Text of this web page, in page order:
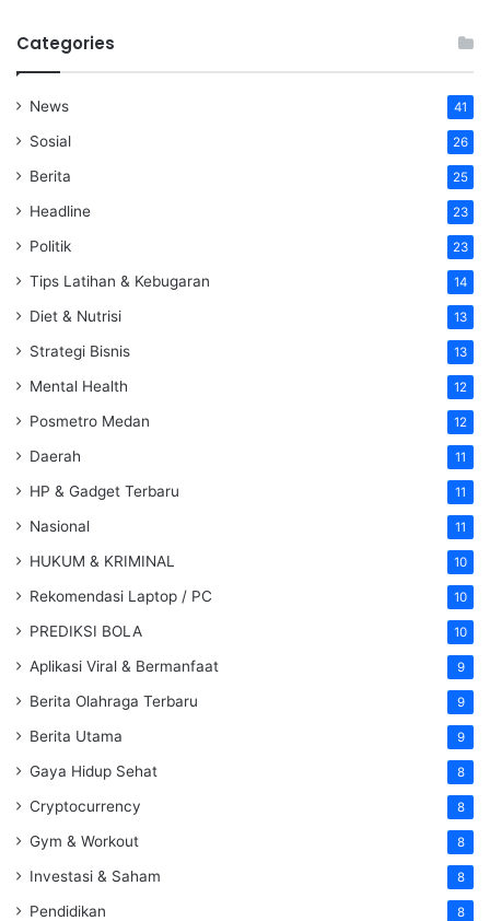
Categories
News 41
Sosial 26
Berita 25
Headline 23
Politik 23
Tips Latihan & Kebugaran 14
Diet & Nutrisi 13
Strategi Bisnis 13
Mental Health 12
Posmetro Medan 12
Daerah 11
HP & Gadget Terbaru 11
Nasional 11
HUKUM & KRIMINAL 10
Rekomendasi Laptop / PC 10
PREDIKSI BOLA 10
Aplikasi Viral & Bermanfaat 9
Berita Olahraga Terbaru 9
Berita Utama 9
Gaya Hidup Sehat 8
Cryptocurrency 8
Gym & Workout 8
Investasi & Saham 8
Pendidikan 8